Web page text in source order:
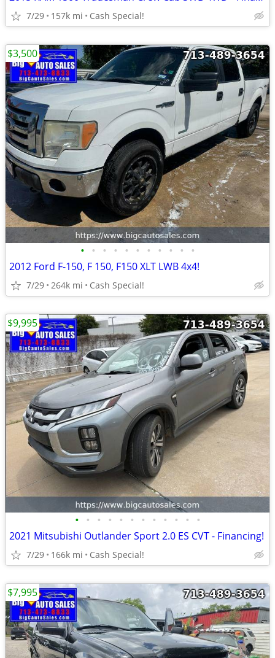
7/29 157k mi Cash Special!
• • • • • • • • • • •
2012 Ford F-150, F 150, F150 XLT LWB 4x4!
7/29 264k mi Cash Special!
$3,500
• • • • • • • • • • • •
2021 Mitsubishi Outlander Sport 2.0 ES CVT - Financing!
7/29 166k mi Cash Special!
$9,995
$7,995